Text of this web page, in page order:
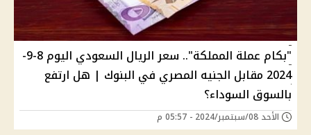
"بكام عملة المملكة".. سعر الريال السعودي اليوم 8-9-
2024 مقابل الجنيه المصري في البنوك | هل ارتفع
بالسوق السوداء؟
الأحد 08/سبتمبر/2024 - 05:57 م